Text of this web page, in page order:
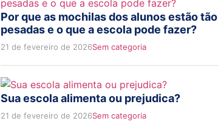
Por que as mochilas dos alunos estão tão
pesadas e o que a escola pode fazer?
21 de fevereiro de 2026Sem categoria
Sua escola alimenta ou prejudica?
21 de fevereiro de 2026Sem categoria